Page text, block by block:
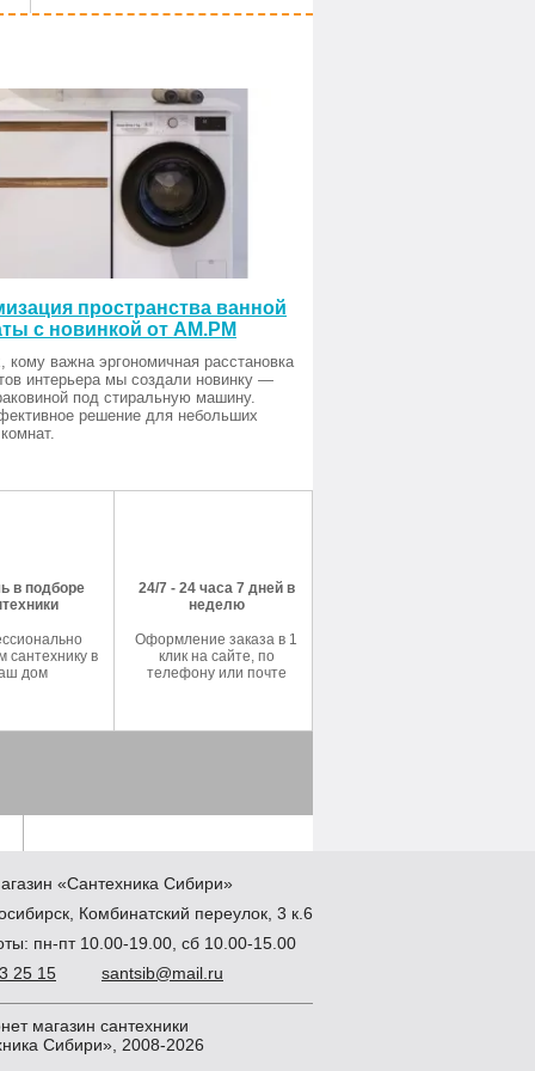
пространства ванной
с новинкой от AM.PM
кому важна эргономичная расстановка
интерьера мы создали новинку —
под стиральную машину.
решение для небольших
в подборе
сантехнику в
дом
24/7 - 24 часа 7 дней в
неделю
Оформление заказа в 1
клик на сайте, по
телефону или почте
«Сантехника Сибири»
Комбинатский переулок, 3 к.6
пн-пт 10.00-19.00, сб 10.00-15.00
25 15
santsib@mail.ru
магазин сантехники
Сибири», 2008-2026